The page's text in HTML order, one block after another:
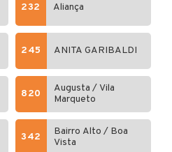
232 Aliança
245 ANITA GARIBALDI
820
Augusta / Vila
Marqueto
342
Bairro Alto / Boa
Vista